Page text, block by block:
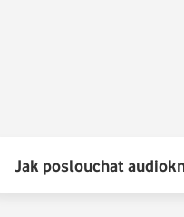
Jak poslouchat